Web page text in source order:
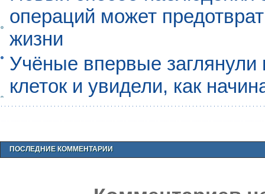
операций может
жизни
Учёные впервые
клеток и увидели, как
ПОСЛЕДНИЕ КОММЕНТАРИИ